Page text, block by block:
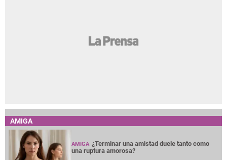
AMIGA
AMIGA ¿Terminar una amistad duele tanto como
una ruptura amorosa?